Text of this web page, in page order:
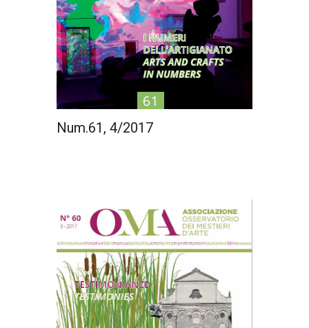
Num.61, 4/2017